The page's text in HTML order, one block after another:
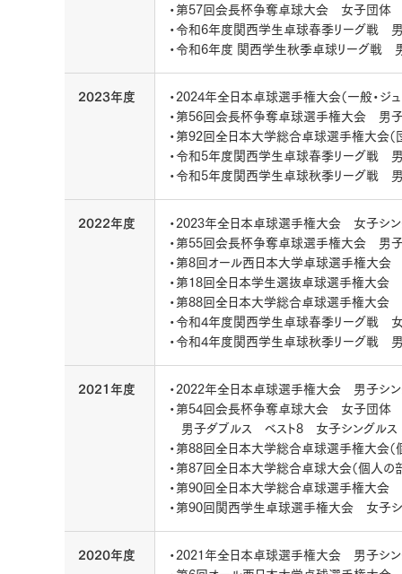
・第57回会長杯争奪卓球大会 女子団体
・令和6年度関西学生卓球春季リー
・令和6年度 関西学生秋季卓球リー
2023年度
・2024年全日本卓球選手権大会（一般・
・第56回会長杯争奪卓球選手権大会
・第92回全日本大学総合卓球選手権大会
・令和5年度関西学生卓球春季リーグ
・令和5年度関西学生卓球秋季リーグ
2022年度
・2023年全日本卓球選手権大会 女子シ
・第55回会長杯争奪卓球選手権大会 男
・第8回オール西日本大学卓球選手権大
・第18回全日本学生選抜卓球選手権大
・第88回全日本大学総合卓球選手権大
・令和4年度関西学生卓球春季リーグ
・令和4年度関西学生卓球秋季リーグ
2021年度
・2022年全日本卓球選手権大会 男子
・第54回会長杯争奪卓球大会 女子
男子ダブルス ベスト8 女子シングル
・第88回全日本大学総合卓球選手権大会
・第87回全日本大学総合卓球大会（個人
・第90回全日本大学総合卓球選手権
・第90回関西学生卓球選手権大会 女子
2020年度
・2021年全日本卓球選手権大会 男子